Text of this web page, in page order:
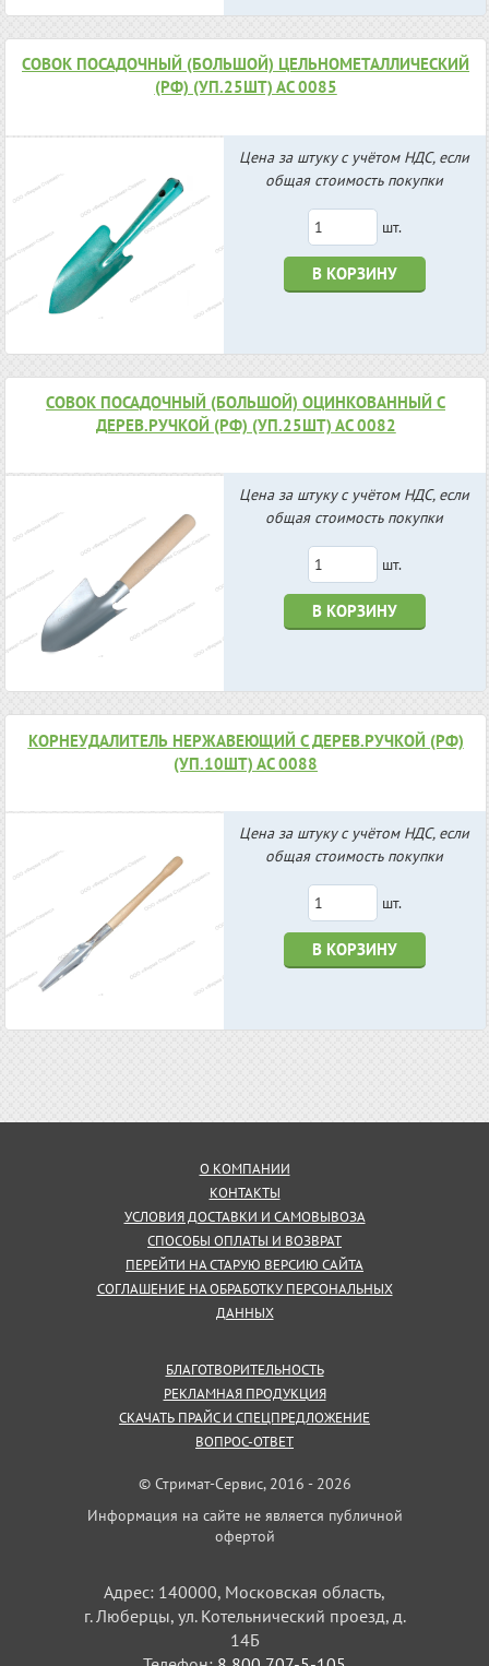
СОВОК ПОСАДОЧНЫЙ (БОЛЬШОЙ) ЦЕЛЬНОМЕТАЛЛИЧЕСКИЙ
(РФ) (УП.25ШТ) АС 0085
Цена за штуку с учётом НДС, если
общая стоимость покупки
шт.
В КОРЗИНУ
СОВОК ПОСАДОЧНЫЙ (БОЛЬШОЙ) ОЦИНКОВАННЫЙ С
ДЕРЕВ.РУЧКОЙ (РФ) (УП.25ШТ) АС 0082
Цена за штуку с учётом НДС, если
общая стоимость покупки
шт.
В КОРЗИНУ
КОРНЕУДАЛИТЕЛЬ НЕРЖАВЕЮЩИЙ С ДЕРЕВ.РУЧКОЙ (РФ)
(УП.10ШТ) АС 0088
Цена за штуку с учётом НДС, если
общая стоимость покупки
шт.
В КОРЗИНУ
О КОМПАНИИ
КОНТАКТЫ
УСЛОВИЯ ДОСТАВКИ И САМОВЫВОЗА
СПОСОБЫ ОПЛАТЫ И ВОЗВРАТ
ПЕРЕЙТИ НА СТАРУЮ ВЕРСИЮ САЙТА
СОГЛАШЕНИЕ НА ОБРАБОТКУ ПЕРСОНАЛЬНЫХ
ДАННЫХ
БЛАГОТВОРИТЕЛЬНОСТЬ
РЕКЛАМНАЯ ПРОДУКЦИЯ
СКАЧАТЬ ПРАЙС И СПЕЦПРЕДЛОЖЕНИЕ
ВОПРОС-ОТВЕТ
© Стримат-Сервис, 2016 - 2026
Информация на сайте не является публичной
офертой
Адрес: 140000, Московская область,
г. Люберцы, ул. Котельнический проезд, д.
14Б